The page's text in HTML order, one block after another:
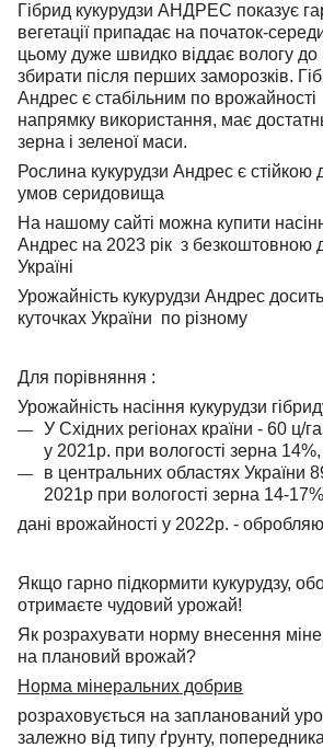
Гібрид кукурудзи АНДРЕС показує
вегетації припадає на початок-
цьому дуже швидко віддає вологу
збирати після перших заморозків.
Андрес є стабільним по врожайності
напрямку використання, має
зерна і зеленої маси.
Рослина кукурудзи Андрес є стійкою
умов серидовища
На нашому сайті можна купити
Андрес на 2023 рік з безкоштовною
Україні
Урожайність кукурудзи Андрес
куточках України по різному
Для порівняння :
Урожайність насіння кукурудзи
У Східних регіонах країни - 60 ц/
у 2021р. при вологості зерна 14%,
в центральних областях України
2021р при вологості зерна 14-
дані врожайності у 2022р. -
Якщо гарно підкормити кукурудзу,
отримаєте чудовий урожай!
Як розрахувати норму внесення
на плановий врожай?
Норма мінеральних добрив
розраховується на запланований
залежно від типу ґрунту,